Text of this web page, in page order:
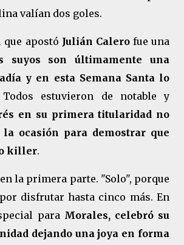
valían dos goles.
que apostó Julián Calerofue una
suyos son últimamente una
y en esta Semana Santa lo
estuvieron de notable y
en su primera titularidad no
la ocasión para demostrar que
killer.
la primera parte. "Solo", porque
disfrutar hasta cinco más. En
para Morales, celebró su
dejando una joya en forma